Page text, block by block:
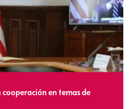
en temas de